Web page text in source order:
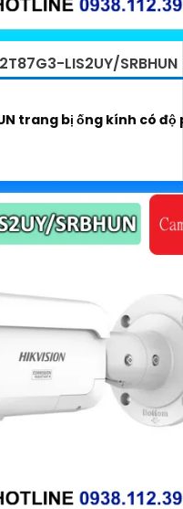
LIS2UY/SRBHUN
trang bị ống kính có độ